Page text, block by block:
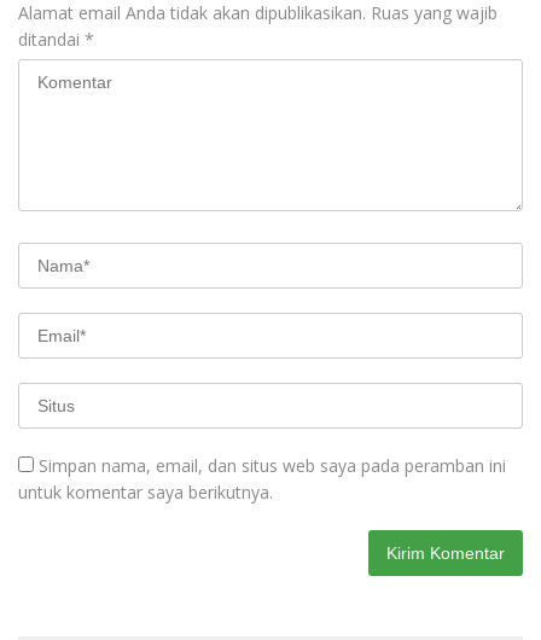
Alamat email Anda tidak akan dipublikasikan. Ruas yang wajib
ditandai *
Simpan nama, email, dan situs web saya pada peramban ini
untuk komentar saya berikutnya.